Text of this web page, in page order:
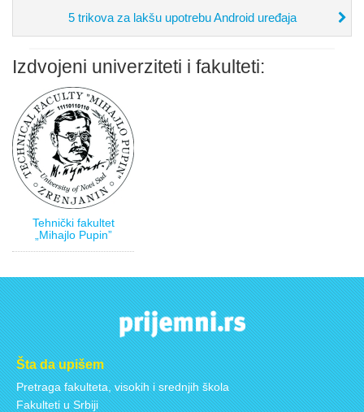
5 trikova za lakšu upotrebu Android uređaja
Izdvojeni univerziteti i fakulteti:
Tehnički fakultet
„Mihajlo Pupin”
Šta da upišem
Pretraga fakulteta, visokih i srednjih škola
Fakulteti u Srbiji